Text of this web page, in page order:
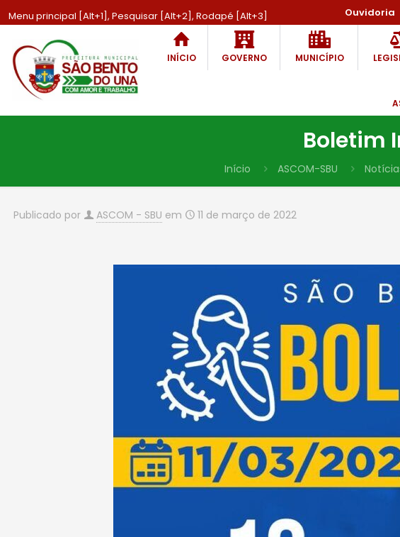
Menu principal [Alt+1], Pesquisar [Alt+2], Rodapé [Alt+3] Ouvidoria
INÍCIO GOVERNO MUNICÍPIO
Boletim
Início ASCOM-SBU
Publicado por ASCOM - SBU em 11 de março de 2022